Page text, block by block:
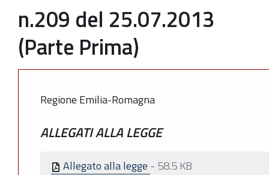
n.209 del 25.07.2013
(Parte Prima)
Regione Emilia-Romagna
ALLEGATI ALLA LEGGE
Allegato alla legge - 58.5 KB